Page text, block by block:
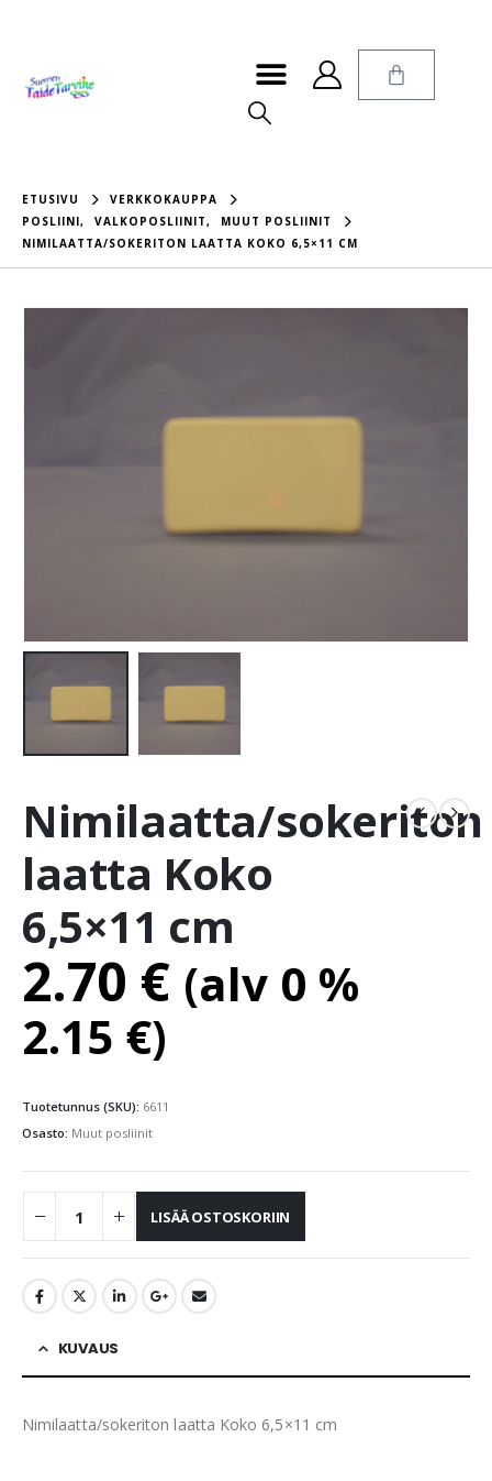
ETUSIVU
VERKKOKAUPPA
POSLIINI, VALKOPOSLIINIT,
MUUT POSLIINIT
NIMILAATTA/SOKERITON LAATTA KOKO 6,5×11 CM
Nimilaatta/sokeriton
laatta Koko
6,5×11 cm
2.70 € (alv 0 %
2.15 €)
Tuotetunnus (SKU): 6611
Osasto: Muut posliinit
LISÄÄ OSTOSKORIIN
KUVAUS
Nimilaatta/sokeriton laatta Koko 6,5×11 cm